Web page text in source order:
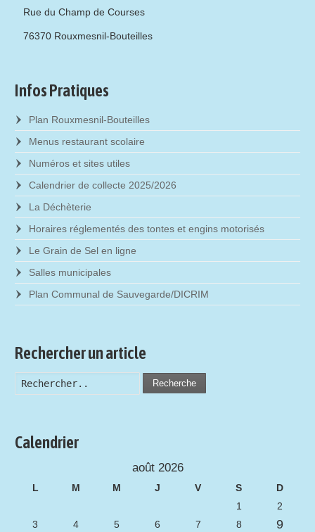
Rue du Champ de Courses
76370 Rouxmesnil-Bouteilles
Infos Pratiques
Plan Rouxmesnil-Bouteilles
Menus restaurant scolaire
Numéros et sites utiles
Calendrier de collecte 2025/2026
La Déchèterie
Horaires réglementés des tontes et engins motorisés
Le Grain de Sel en ligne
Salles municipales
Plan Communal de Sauvegarde/DICRIM
Rechercher un article
Recherche
Calendrier
août 2026
L M M J V S
D
1
2
3
4 5 6 7 8 9